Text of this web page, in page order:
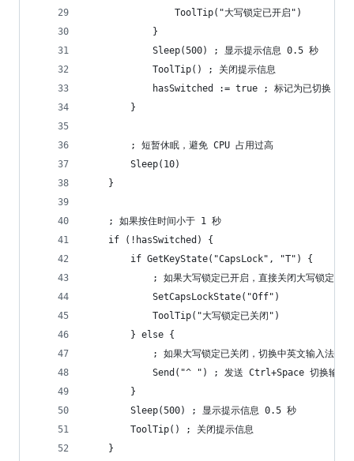
                ToolTip("大写锁定已开启")
            }
            Sleep(500) ; 显示提示信息 0.5 秒
            ToolTip() ; 关闭提示信息
            hasSwitched := true ; 标记为已切换
        }
        ; 短暂休眠，避免 CPU 占用过高
        Sleep(10)
    }
    ; 如果按住时间小于 1 秒
    if (!hasSwitched) {
        if GetKeyState("CapsLock", "T") {
            ; 如果大写锁定已开启，直接关闭大写锁定
            SetCapsLockState("Off")
            ToolTip("大写锁定已关闭")
        } else {
            ; 如果大写锁定已关闭，切换中英文输入法
Send("^ ") ; 发送 Ctrl+Space 切换输入
        }
        Sleep(500) ; 显示提示信息 0.5 秒
        ToolTip() ; 关闭提示信息
    }